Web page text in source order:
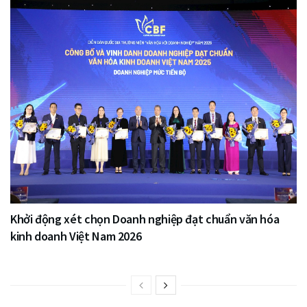
Khởi động xét chọn Doanh nghiệp đạt chuẩn văn hóa
kinh doanh Việt Nam 2026